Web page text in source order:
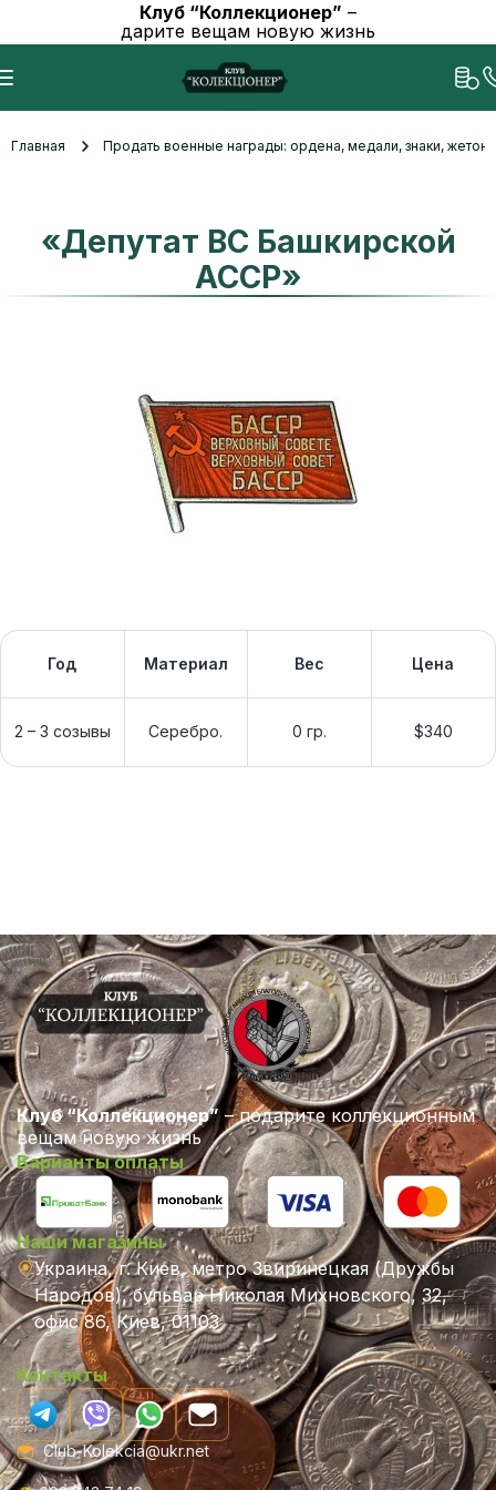
Клуб “Коллекционер” –
дарите вещам новую жизнь
Главная Продать военные награды: ордена, медали, знаки,
«Депутат ВС Башкирской
АССР»
Год Материал Вес Цена
2 – 3 созывы Серебро. 0 гр. $340
Клуб “Коллекционер” – подарите коллекционным
вещам новую жизнь
Варианты оплаты
Наши магазины
Украина, г. Киев, метро Звиринецкая (Дружбы
Народов), бульвар Николая Михновского, 32,
офис 86, Киев, 01103
Контакты
Club-Kolekcia@ukr.net